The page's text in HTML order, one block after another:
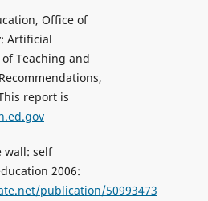
Office of
Artificial
Teaching and
report is
wall: self
2006:
publication/50993473